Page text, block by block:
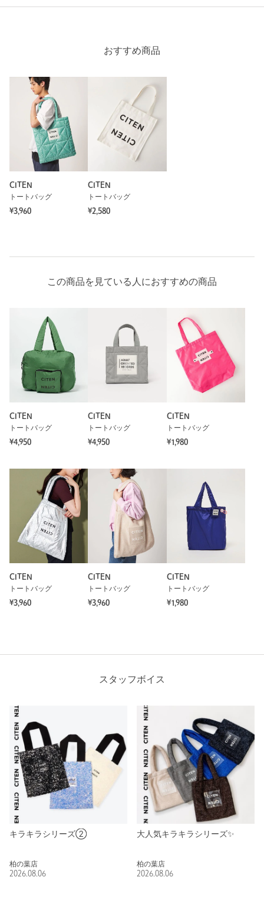
おすすめ商品
CITEN
トートバッグ
¥3,960
CITEN
トートバッグ
¥2,580
この商品を見ている人におすすめの商品
CITEN
トートバッグ
¥4,950
CITEN
トートバッグ
¥4,950
CITEN
トートバッグ
¥1,980
CITEN
トートバッグ
¥3,960
CITEN
トートバッグ
¥3,960
CITEN
トートバッグ
¥1,980
スタッフボイス
キラキラシリーズ②
柏の葉店
2026.08.06
大人気キラキラシリーズ✨
柏の葉店
2026.08.06